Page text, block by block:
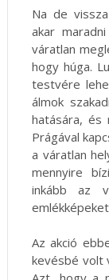
Na de
akar
váratlan
hogy húga.
testvére
álmok
hatására, és
Prágával
a váratlan
mennyire
inkább az
Az akció
kevésbé volt